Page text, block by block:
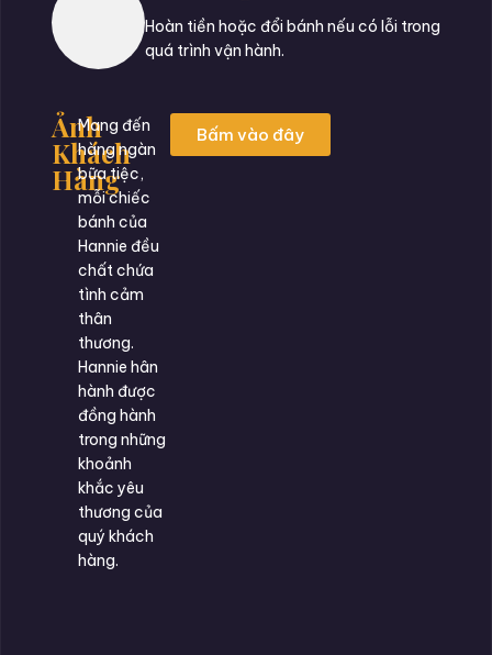
Hoàn tiền hoặc đổi bánh nếu có lỗi trong
quá trình vận hành.
Ảnh
Khách
Hàng
Mang đến
hàng ngàn
bữa tiệc,
mỗi chiếc
bánh của
Hannie đều
chất chứa
tình cảm
thân
thương.
Hannie hân
hành được
đồng hành
trong những
khoảnh
khắc yêu
thương của
quý khách
hàng.
Bấm vào đây